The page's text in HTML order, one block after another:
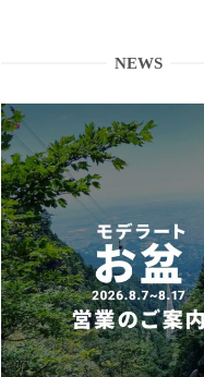
NEWS